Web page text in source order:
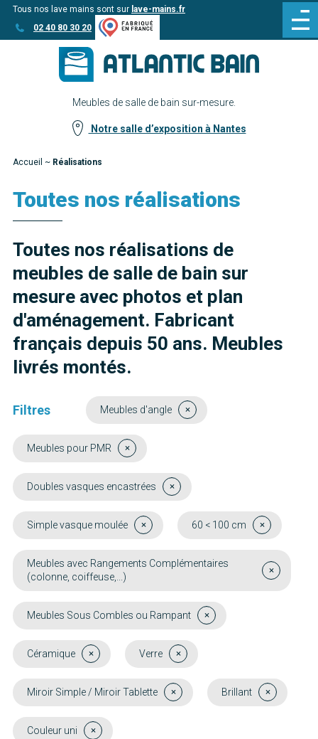
Aller
au
Aller au
contenu
Tous nos lave mains sont sur lave-mains.fr
02 40 80 30 20
Meubles de salle de bain sur-mesure.
Notre salle d’exposition à Nantes
Accueil ~ Réalisations
Toutes nos réalisations
Toutes nos réalisations de
meubles de salle de bain sur
mesure avec photos et plan
d'aménagement. Fabricant
français depuis 50 ans. Meubles
livrés montés.
Filtres Meubles d'angle
Meubles pour PMR
Doubles vasques encastrées
Simple vasque moulée 60 < 100 cm
Meubles avec Rangements Complémentaires
(colonne, coiffeuse,...)
Meubles Sous Combles ou Rampant
Céramique Verre
Miroir Simple / Miroir Tablette Brillant
Couleur uni